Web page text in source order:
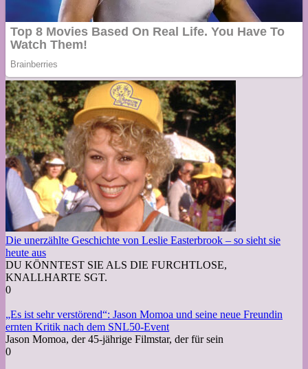
Die unerzählte Geschichte von Leslie Easterbrook – so sieht sie
heute aus
DU KÖNNTEST SIE ALS DIE FURCHTLOSE,
KNALLHARTE SGT.
0
„Es ist sehr verstörend“: Jason Momoa und seine neue Freundin
ernten Kritik nach dem SNL50-Event
Jason Momoa, der 45-jährige Filmstar, der für sein
0